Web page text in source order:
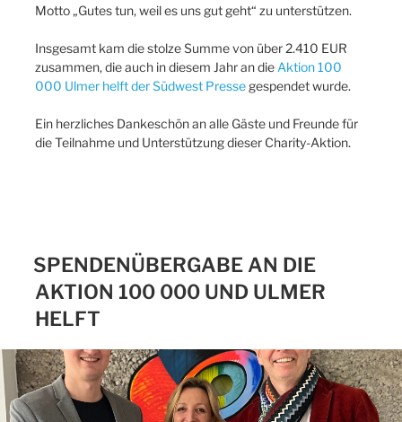
Motto „Gutes tun, weil es uns gut geht“ zu unterstützen.
Insgesamt kam die stolze Summe von über 2.410 EUR
zusammen, die auch in diesem Jahr an die Aktion 100
000 Ulmer helft der Südwest Presse gespendet wurde.
Ein herzliches Dankeschön an alle Gäste und Freunde für
die Teilnahme und Unterstützung dieser Charity-Aktion.
SPENDENÜBERGABE AN DIE
AKTION 100 000 UND ULMER
HELFT